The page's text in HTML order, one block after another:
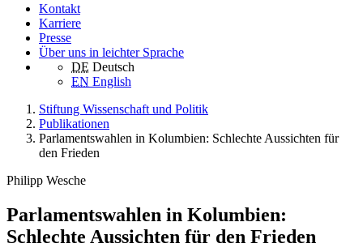
Kontakt
Karriere
Presse
Über uns in leichter Sprache
DE Deutsch
EN English
Stiftung Wissenschaft und Politik
Publikationen
Parlamentswahlen in Kolumbien: Schlechte Aussichten für
den Frieden
Philipp Wesche
Parlamentswahlen in Kolumbien:
Schlechte Aussichten für den Frieden